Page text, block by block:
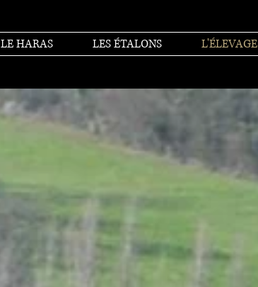
LE HARAS LES ÉTALONS L'ÉLEVAGE